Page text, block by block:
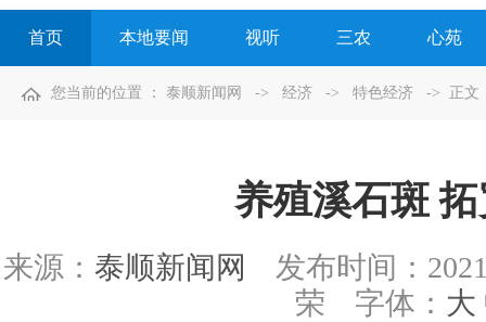
首页 本地要闻 视听 三农 心苑
您当前的位置 ： 泰顺新闻网 -> 经济 -> 特色经济 -> 正文
养殖溪石斑
来源： 泰顺新闻网 发布时间：
荣
字体： 大